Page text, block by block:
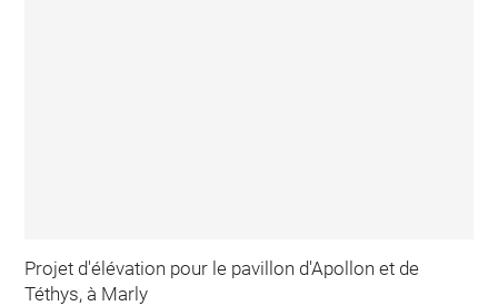
Projet d'élévation pour le pavillon d'Apollon et de
Téthys, à Marly